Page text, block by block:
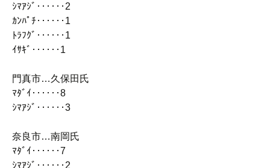
ｼﾏｱｼﾞ‥‥‥2
ｶﾝﾊﾟﾁ‥‥‥1
ﾄﾗﾌｸﾞ‥‥‥1
ｲｻｷﾞ‥‥‥1
門真市…久保田氏
ﾏﾀﾞｲ‥‥‥8
ｼﾏｱｼﾞ‥‥‥3
奈良市…南岡氏
ﾏﾀﾞｲ‥‥‥7
ｼﾏｱｼﾞ‥‥‥2